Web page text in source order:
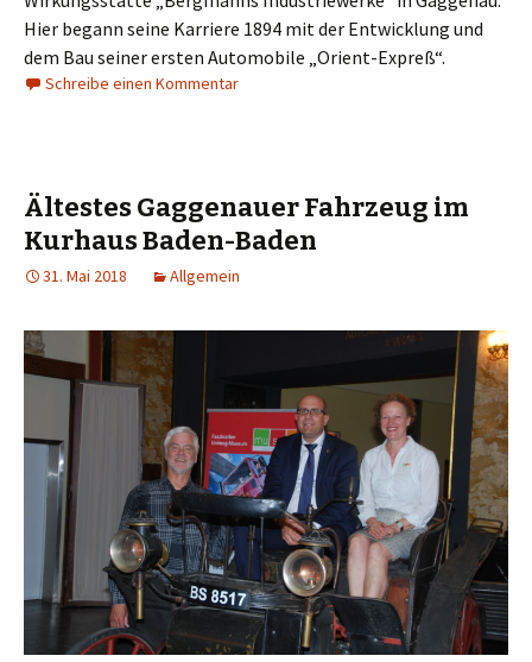
Hier begann seine Karriere 1894 mit der Entwicklung und
dem Bau seiner ersten Automobile „Orient-Expreß“.
Schreibe einen Kommentar
Ältestes Gaggenauer Fahrzeug im
Kurhaus Baden-Baden
31. Mai 2018 Allgemein